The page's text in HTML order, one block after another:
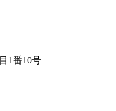
1番10号